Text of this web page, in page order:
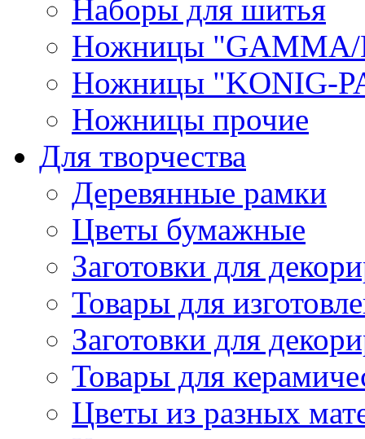
Наборы для шитья
Ножницы "GAMMA/
Ножницы "KONIG-
Ножницы прочие
Для творчества
Деревянные рамки
Цветы бумажные
Заготовки для
Товары для
Заготовки для
Товары для
Цветы из разных